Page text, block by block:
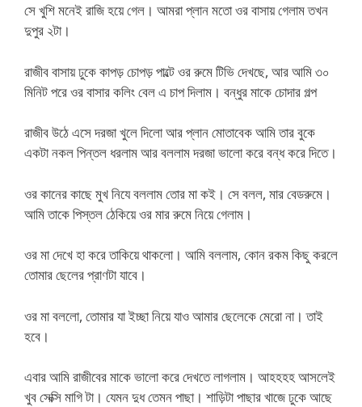
সে খুশি মনেই রাজি হয়ে গেল। আমরা প্লান মতো ওর বাসায় গেলাম তখন
দুপুর ২টা।
রাজীব বাসায় ঢুকে কাপড় চোপড় পাল্টে ওর রুমে টিভি দেখছে, আর আমি ৩০
মিনিট পরে ওর বাসার কলিং বেল এ চাপ দিলাম। বন্ধুর মাকে চোদার গল্প
রাজীব উঠে এসে দরজা খুলে দিলো আর প্লান মোতাবেক আমি তার বুকে
একটা নকল পিন্তল ধরলাম আর বললাম দরজা ভালো করে বন্ধ করে দিতে।
ওর কানের কাছে মুখ নিযে বললাম তোর মা কই। সে বলল, মার বেডরুমে।
আমি তাকে পিস্তল ঠেকিয়ে ওর মার রুমে নিয়ে গেলাম।
ওর মা দেখে হা করে তাকিয়ে থাকলো। আমি বললাম, কোন রকম কিছু করলে
তোমার ছেলের প্রাণটা যাবে।
ওর মা বললো, তোমার যা ইচ্ছা নিয়ে যাও আমার ছেলেকে মেরো না। তাই
হবে।
এবার আমি রাজীবের মাকে ভালো করে দেখতে লাগলাম। আহহহহ আসলেই
খুব সেক্সি মাগি টা। যেমন দুধ তেমন পাছা। শাড়িটা পাছার খাজে ঢুকে আছে